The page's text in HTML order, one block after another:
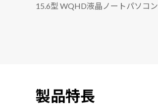
15.6型 WQHD液晶ノートパソコン
製品特長